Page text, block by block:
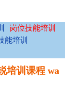
岗位技能培训
能培训
培训课程 wa